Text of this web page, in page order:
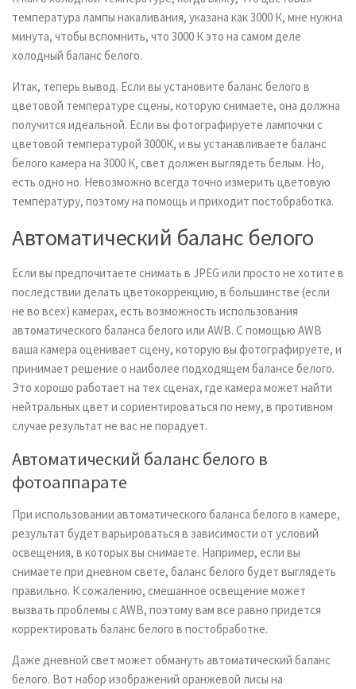
температура лампы накаливания, указана как 3000 К, мне нужна
минута, чтобы вспомнить, что 3000 К это на самом деле
холодный баланс белого.
Итак, теперь вывод. Если вы установите баланс белого в
цветовой температуре сцены, которую снимаете, она должна
получится идеальной. Если вы фотографируете лампочки с
цветовой температурой 3000К, и вы устанавливаете баланс
белого камера на 3000 К, свет должен выглядеть белым. Но,
есть одно но. Невозможно всегда точно измерить цветовую
температуру, поэтому на помощь и приходит постобработка.
Автоматический баланс белого
Если вы предпочитаете снимать в JPEG или просто не хотите в
последствии делать цветокоррекцию, в большинстве (если
не во всех) камерах, есть возможность использования
автоматического баланса белого или AWB. С помощью AWB
ваша камера оценивает сцену, которую вы фотографируете, и
принимает решение о наиболее подходящем балансе белого.
Это хорошо работает на тех сценах, где камера может найти
нейтральных цвет и сориентироваться по нему, в противном
случае результат не вас не порадует.
Автоматический баланс белого в
фотоаппарате
При использовании автоматического баланса белого в камере,
результат будет варьироваться в зависимости от условий
освещения, в которых вы снимаете. Например, если вы
снимаете при дневном свете, баланс белого будет выглядеть
правильно. К сожалению, смешанное освещение может
вызвать проблемы с AWB, поэтому вам все равно придется
корректировать баланс белого в постобработке.
Даже дневной свет может обмануть автоматический баланс
белого. Вот набор изображений оранжевой лисы на